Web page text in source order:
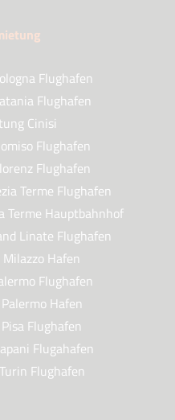
Flughafen
Flughafen
Cinisi
Flughafen
Flughafen
Terme Flughafen
Terme Hauptbahnhof
Linate Flughafen
Hafen
Flughafen
Hafen
Flughafen
Flugahafen
Flughafen